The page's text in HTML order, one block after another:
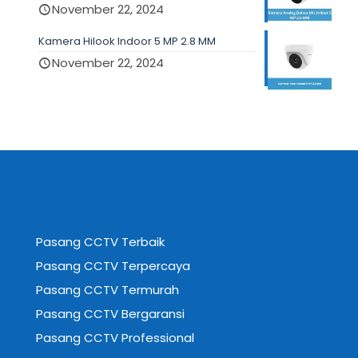
November 22, 2024
Kamera Hilook Indoor 5 MP 2.8 MM
November 22, 2024
Pasang CCTV Terbaik
Pasang CCTV Terpercaya
Pasang CCTV Termurah
Pasang CCTV Bergaransi
Pasang CCTV Professional